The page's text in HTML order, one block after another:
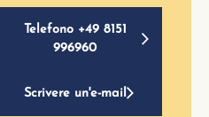
Telefono +49 8151
996960
Scrivere un'e-mail